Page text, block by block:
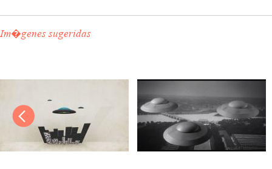
Im�genes sugeridas